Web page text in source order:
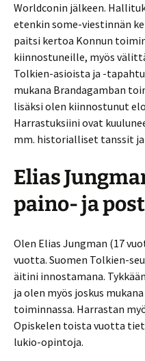
Worldconin jälkeen.
etenkin some-viestinnän
paitsi kertoa Konnun
kiinnostuneille, myös
Tolkien-asioista ja -
mukana Brandagamban
lisäksi olen kiinnostunut
Harrastuksiini ovat
mm. historialliset tanssit ja
Elias
paino- ja
Olen Elias Jungman (17
vuotta. Suomen Tolkien-
äitini innostamana.
ja olen myös joskus
toiminnassa. Harrastan
Opiskelen toista vuotta
lukio-opintoja.